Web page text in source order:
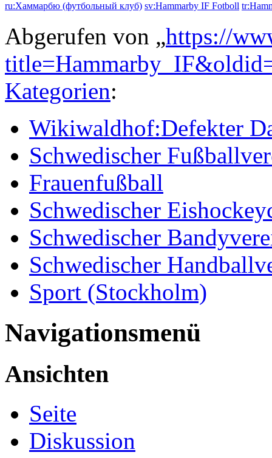
ru:Хаммарбю (футбольный клуб) sv:Hammarby IF Fotboll
Abgerufen von „https://
Kategorien:
Wikiwaldhof:Defekter
Schwedischer
Frauenfußball
Schwedischer
Schwedischer
Schwedischer
Sport (Stockholm)
Navigationsmenü
Ansichten
Seite
Diskussion